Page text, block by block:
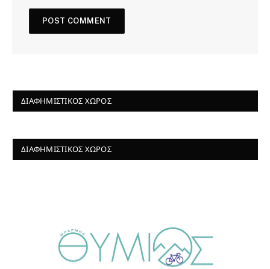
ΔΙΑΦΗΜΙΣΤΙΚΌΣ ΧΏΡΟΣ
ΔΙΑΦΗΜΙΣΤΙΚΌΣ ΧΏΡΟΣ